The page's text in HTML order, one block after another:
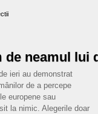
de neamul lui
ieri au demonstrat
de a percepe
europene sau
la nimic. Alegerile doar